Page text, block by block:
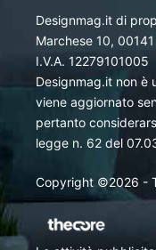
Designmag.it di
Marchese 10,
I.V.A. 12279101005
Designmag.it non è
viene aggiornato
pertanto
legge n. 62 del
Copyright ©2026 -